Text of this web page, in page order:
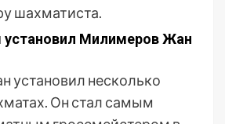
шахматиста.
установил Милимеров Жан
установил несколько
Он стал самым